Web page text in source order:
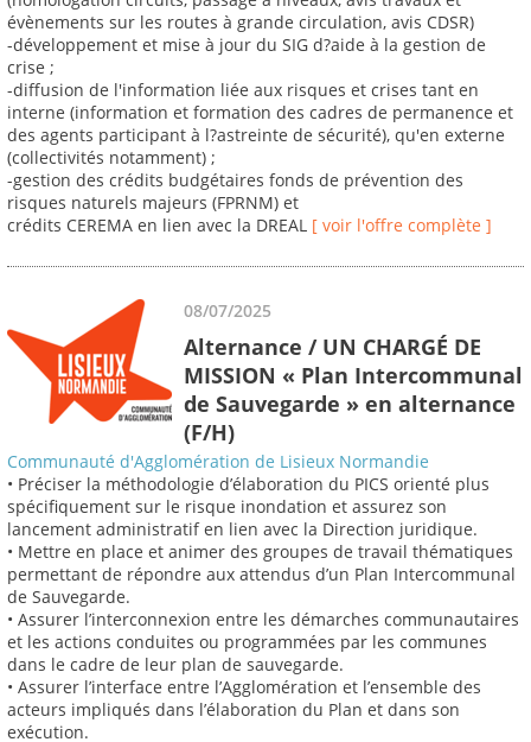
évènements sur les routes à grande circulation, avis CDSR)
-développement et mise à jour du SIG d?aide à la gestion de
crise ;
-diffusion de l'information liée aux risques et crises tant en
interne (information et formation des cadres de permanence et
des agents participant à l?astreinte de sécurité), qu'en externe
(collectivités notamment) ;
-gestion des crédits budgétaires fonds de prévention des
risques naturels majeurs (FPRNM) et
crédits CEREMA en lien avec la DREAL [ voir l'offre complète ]
08/07/2025
Alternance / UN CHARGÉ DE
MISSION « Plan Intercommunal
de Sauvegarde » en alternance
(F/H)
Communauté d'Agglomération de Lisieux Normandie
• Préciser la méthodologie d’élaboration du PICS orienté plus
spécifiquement sur le risque inondation et assurez son
lancement administratif en lien avec la Direction juridique.
• Mettre en place et animer des groupes de travail thématiques
permettant de répondre aux attendus d’un Plan Intercommunal
de Sauvegarde.
• Assurer l’interconnexion entre les démarches communautaires
et les actions conduites ou programmées par les communes
dans le cadre de leur plan de sauvegarde.
• Assurer l’interface entre l’Agglomération et l’ensemble des
acteurs impliqués dans l’élaboration du Plan et dans son
exécution.